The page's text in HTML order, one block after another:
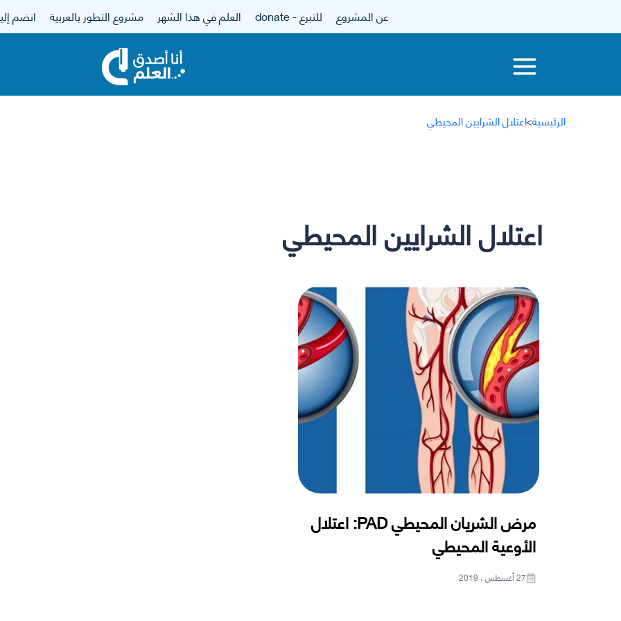
عن المشروع للتبرع - donate العلم في هذا الشهر مشروع التطور بالعربية انضم
الرئيسية>اعتلال الشرايين المحيطي
اعتلال الشرايين المحيطي
مرض الشريان المحيطي PAD: اعتلال
الأوعية المحيطي
27 أغسطس ، 2019